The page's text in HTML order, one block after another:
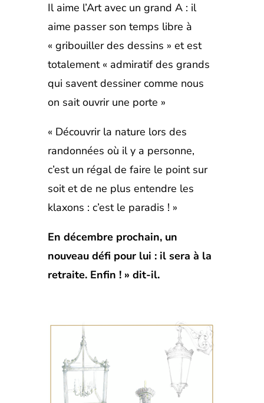
Il aime l’Art avec un grand A : il
aime passer son temps libre à
« gribouiller des dessins » et est
totalement « admiratif des grands
qui savent dessiner comme nous
on sait ouvrir une porte »
« Découvrir la nature lors des
randonnées où il y a personne,
c’est un régal de faire le point sur
soit et de ne plus entendre les
klaxons : c’est le paradis ! »
En décembre prochain, un
nouveau défi pour lui : il sera à la
retraite. Enfin ! » dit-il.